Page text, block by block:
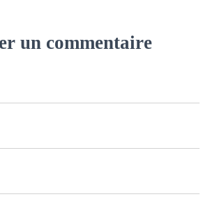
un commentaire